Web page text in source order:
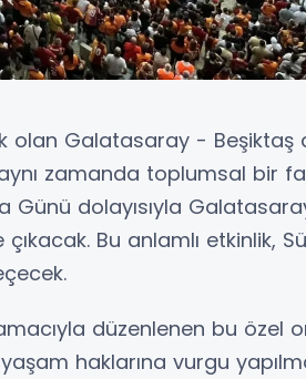
olan Galatasaray - Beşiktaş
zamanda toplumsal bir
Günü dolayısıyla
Bu anlamlı etkinlik,
düzenlenen bu özel
haklarına vurgu